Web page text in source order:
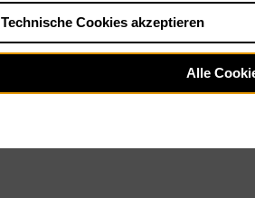
Technische Cookies akzeptieren
Alle